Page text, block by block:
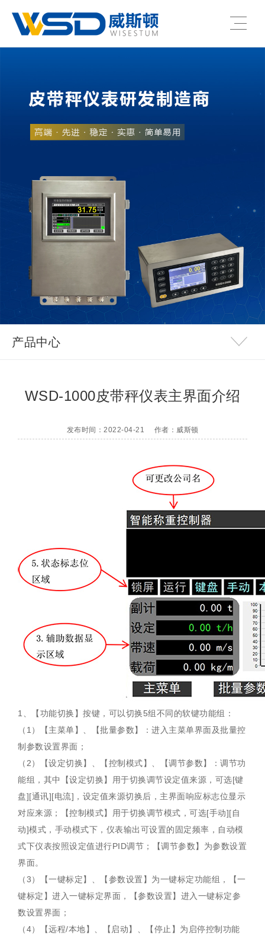
180-5216-6730
service@wisestum.com
产品中心
WSD-1000皮带秤仪表主界面介绍
发布时间：2022-04-21 作者：威斯顿
1、【功能切换】按键，可以切换5组不同的软键功能组：
（1）【主菜单】、【批量参数】：进入主菜单界面及批量控
制参数设置界面；
（2）【设定切换】、【控制模式】、【调节参数】：调节功
能组，其中【设定切换】用于切换调节设定值来源，可选[键
盘][通讯][电流]，设定值来源切换后，主界面响应标志位显示
对应来源；【控制模式】用于切换调节模式，可选[手动][自
动]模式，手动模式下，仪表输出可设置的固定频率，自动模
式下仪表按照设定值进行PID调节；【调节参数】为参数设置
界面。
（3）【一键标定】、【参数设置】为一键标定功能组，【一
键标定】进入一键标定界面，【参数设置】进入一键标定参
数设置界面；
（4）【远程/本地】、【启动】、【停止】为启停控制功能